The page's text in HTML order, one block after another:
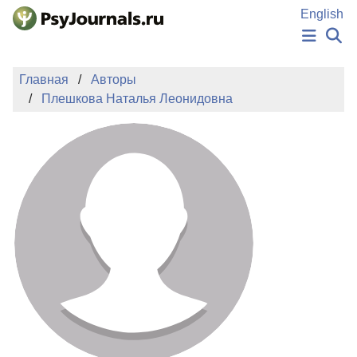
Перейти к основному содержанию
English
ИЗДАНИЯ
АВТОРЫ
ПОДАТЬ РУКОПИСЬ
БАЗА ЗНАНИЙ
КЛЮЧЕВЫЕ СЛОВА
Регистрация
Главная
Авторы
Плешкова Наталья Леонидовна